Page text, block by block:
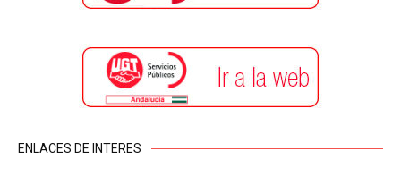
ENLACES DE INTERES